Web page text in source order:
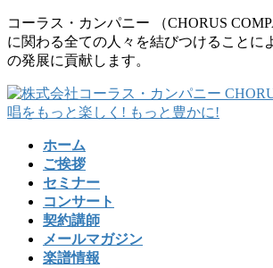
コ
ン
テ
ツ
に
ナ
ビ
ゲ
シ
ョ
コーラス・カンパニー （CHORUS
に関わる全ての人々を結びつけることに
の発展に貢献します。
ホーム
ご挨拶
セミナー
コンサート
契約講師
メールマガジン
楽譜情報